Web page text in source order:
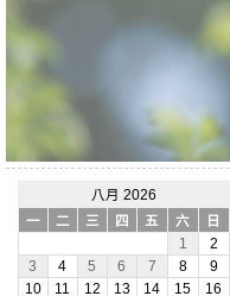
八月 2026
一
二 三 四 五 六
日
1
2
3
4 5 6 7 8
9
10
11 12 13 14 15
16